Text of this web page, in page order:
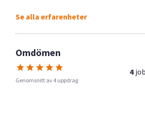
Se alla erfarenheter
Omdömen
Genomsnitt av 4 uppdrag
4